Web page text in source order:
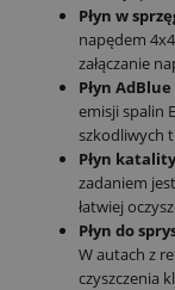
Płyn w
napędem
załączanie
Płyn AdBlue
emisji spalin
szkodliwych
Płyn
zadaniem
łatwiej
Płyn do
W autach z
czyszczenia